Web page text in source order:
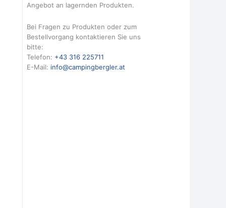
Angebot an lagernden Produkten.
Bei Fragen zu Produkten oder zum
Bestellvorgang kontaktieren Sie uns
bitte:
Telefon: +43 316 225711
E-Mail: info@campingbergler.at